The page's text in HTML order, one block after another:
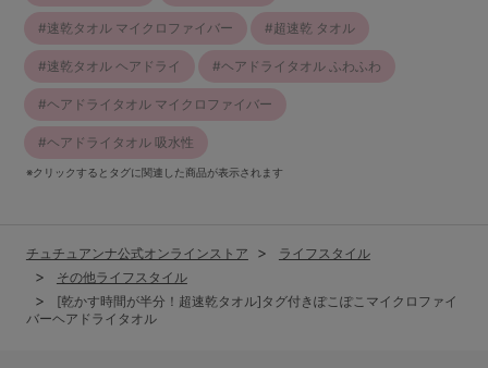
速乾タオル マイクロファイバー 超速乾 タオル
速乾タオル ヘアドライ ヘアドライタオル ふわふわ
ヘアドライタオル マイクロファイバー
ヘアドライタオル 吸水性
※クリックするとタグに関連した商品が表示されます
チュチュアンナ公式オンラインストア
ライフスタイル
その他ライフスタイル
[乾かす時間が半分！超速乾タオル]タグ付きぽこぽこマイクロファイ
バーヘアドライタオル